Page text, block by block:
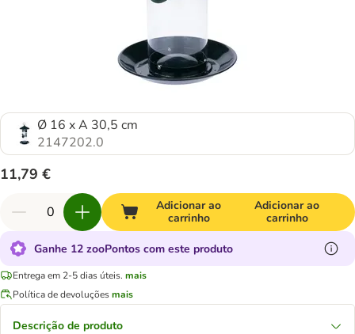
Ø 16 x A 30,5 cm
2147202.0
11,79 €
Adicionar ao
carrinho
Adicionar ao
carrinho
Ganhe 12 zooPontos com este produto
Entrega em 2-5 dias úteis. mais
Política de devoluçõesmais
Descrição de produto